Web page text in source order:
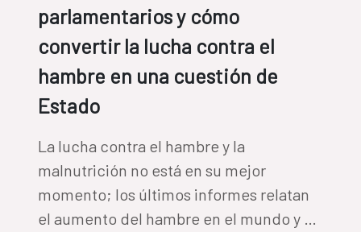
parlamentarios y cómo
convertir la lucha contra el
hambre en una cuestión de
Estado
La lucha contra el hambre y la
malnutrición no está en su mejor
momento; los últimos informes relatan
el aumento del hambre en el mundo y el